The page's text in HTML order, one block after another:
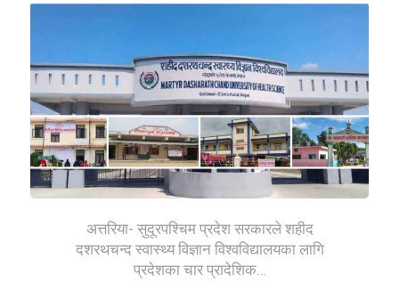
अत्तरिया- सुदूरपश्चिम प्रदेश सरकारले शहीद
दशरथचन्द स्वास्थ्य विज्ञान विश्वविद्यालयका लागि
प्रदेशका चार प्रादेशिक…